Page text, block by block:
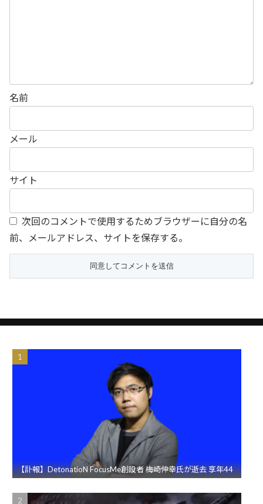
名前
メール
サイト
次回のコメントで使用するためブラウザーに自分の名
前、メールアドレス、サイトを保存する。
【訃報】DetonatioN FocusMe創設者 梅崎伸幸氏が逝去 享年44